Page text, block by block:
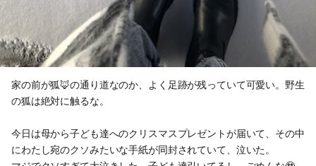
家の前が狐🦊の通り道なのか、よく足跡が残っていて可愛い。野生
の狐は絶対に触るな。
今日は母から子ども達へのクリスマスプレゼントが届いて、その中
にわたし宛のクソみたいな手紙が同封されていて、泣いた。